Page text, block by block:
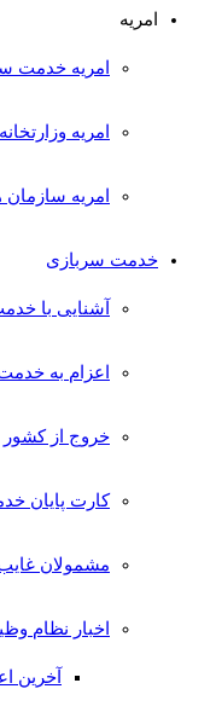
امریه
امریه خدمت
امریه وزارتخانه ها
امریه سازمان
خدمت سربازی
آشنایی با خدمت
اعزام به خدمت
خروج از کشور
کارت پایان خدمت
مشمولان غایب و
اخبار نظام وظیفه
آخرین اعزام